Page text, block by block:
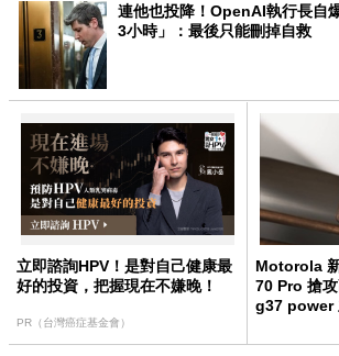
連他也投降！OpenAI執行長自
3小時」：最後只能刪掉自救
立即諮詢HPV！是對自己健康最
好的投資，把握現在不嫌晚！
PR（台灣癌症基金會）
Motorola
70 Pro 搶
g37 power